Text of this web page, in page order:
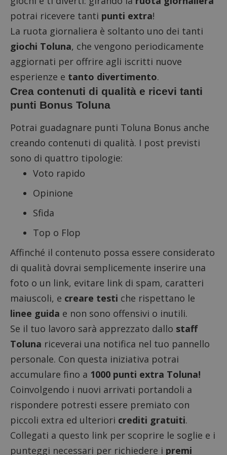
potrai ricevere tanti punti extra!
La ruota giornaliera è soltanto uno dei tanti
giochi Toluna, che vengono periodicamente
aggiornati per offrire agli iscritti nuove
esperienze e tanto divertimento.
Crea contenuti di qualità e ricevi tanti
punti Bonus Toluna
Potrai guadagnare punti Toluna Bonus anche
creando contenuti di qualità. I post previsti
sono di quattro tipologie:
Voto rapido
Opinione
Sfida
Top o Flop
Affinché il contenuto possa essere considerato
di qualità dovrai semplicemente inserire una
foto o un link, evitare link di spam, caratteri
maiuscoli, e creare testi che rispettano le
linee guida e non sono offensivi o inutili.
Se il tuo lavoro sarà apprezzato dallo staff
Toluna riceverai una notifica nel tuo pannello
personale. Con questa iniziativa potrai
accumulare fino a 1000 punti extra Toluna!
Coinvolgendo i nuovi arrivati portandoli a
rispondere potresti essere premiato con
piccoli extra ed ulteriori crediti gratuiti.
Collegati a questo link per scoprire le soglie e i
punteggi necessari per richiedere i premi
cookie strettamente necessari.
_GRECAPTCHA
www.google.com
ApplicationGatewayAffinityCORS diae.emailsp.com
CookieScriptConsent
CookieScript
www.dimmicosacerchi.it
Google Privacy Policy